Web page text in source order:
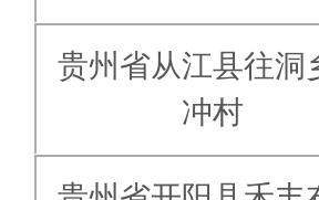
贵州省从江县往洞
冲村